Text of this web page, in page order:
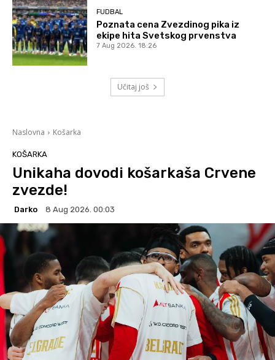
FUDBAL
Poznata cena Zvezdinog pika iz
ekipe hita Svetskog prvenstva
7 Aug 2026. 18:26
Učitaj još